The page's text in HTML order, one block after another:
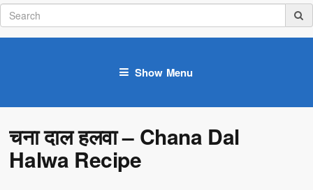
Show Menu
चना दाल हलवा – Chana Dal
Halwa Recipe